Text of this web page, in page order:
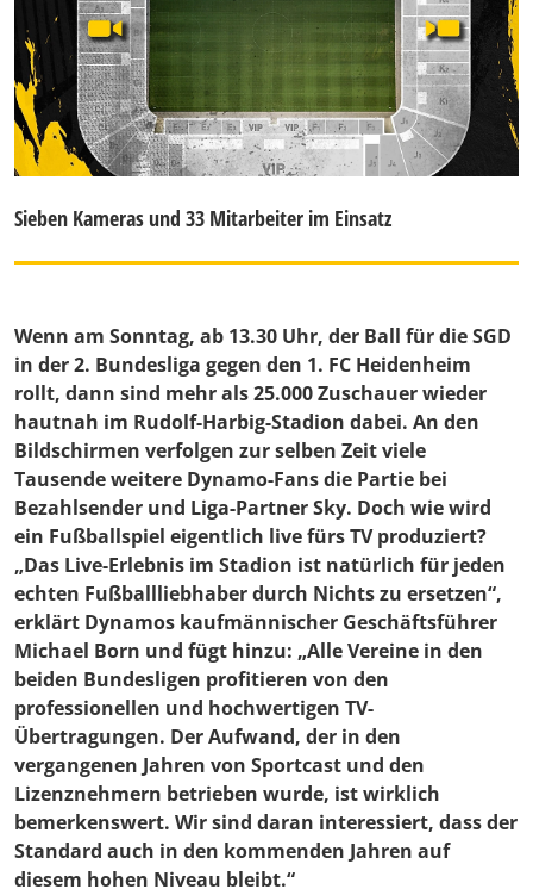
Sieben Kameras und 33 Mitarbeiter im Einsatz
Wenn am Sonntag, ab 13.30 Uhr, der Ball für die SGD
in der 2. Bundesliga gegen den 1. FC Heidenheim
rollt, dann sind mehr als 25.000 Zuschauer wieder
hautnah im Rudolf-Harbig-Stadion dabei. An den
Bildschirmen verfolgen zur selben Zeit viele
Tausende weitere Dynamo-Fans die Partie bei
Bezahlsender und Liga-Partner Sky. Doch wie wird
ein Fußballspiel eigentlich live fürs TV produziert?
„Das Live-Erlebnis im Stadion ist natürlich für jeden
echten Fußballliebhaber durch Nichts zu ersetzen“,
erklärt Dynamos kaufmännischer Geschäftsführer
Michael Born und fügt hinzu: „Alle Vereine in den
beiden Bundesligen profitieren von den
professionellen und hochwertigen TV-
Übertragungen. Der Aufwand, der in den
vergangenen Jahren von Sportcast und den
Lizenznehmern betrieben wurde, ist wirklich
bemerkenswert. Wir sind daran interessiert, dass der
Standard auch in den kommenden Jahren auf
diesem hohen Niveau bleibt.“